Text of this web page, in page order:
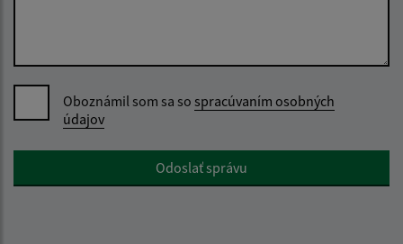
Oboznámil som sa so spracúvaním osobných
údajov
Google reCaptcha ResponseOdoslať správu